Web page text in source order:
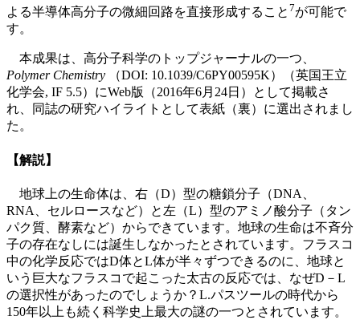
よる半導体高分子の微細回路を直接形成すること 7が可能で
す。
本成果は、高分子科学のトップジャーナルの一つ、
Polymer Chemistry （DOI: 10.1039/C6PY00595K）（英国王立
化学会, IF 5.5）にWeb版（2016年6月24日）として掲載さ
れ、同誌の研究ハイライトとして表紙（裏）に選出されまし
た。
【解説】
地球上の生命体は、右（D）型の糖鎖分子（DNA、
RNA、セルロースなど）と左（L）型のアミノ酸分子（タン
パク質、酵素など）からできています。地球の生命は不斉分
子の存在なしには誕生しなかったとされています。フラスコ
中の化学反応ではD体とL体が半々ずつできるのに、地球と
いう巨大なフラスコで起こった太古の反応では、なぜD－L
の選択性があったのでしょうか？L.パスツールの時代から
150年以上も続く科学史上最大の謎の一つとされています。